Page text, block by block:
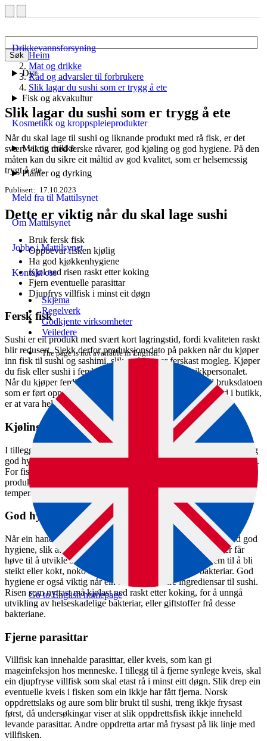
Søk
Drikkevannsforsyning
Dyr
Fisk og akvakultur
Kosmetikk og kroppspleieprodukter
Mat og drikke
Planter og dyrking
Meld fra til Mattilsynet
Om Mattilsynet
Jobbe i Mattilsynet
Kontakt oss
Skjema
Regelverk
Godkjente virksomheter
Veiledere
The page is not available in English.
Go to English homepage
Heim
Mat og drikke
Råd og advarsler til forbrukere
Slik lagar du sushi som er trygg å ete
Slik lagar du sushi som er trygg å ete
Når du skal lage til sushi og liknande produkt med rå fisk, er det
svært viktig med ferske råvarer, god kjøling og god hygiene. På den
måten kan du sikre eit måltid av god kvalitet, som er helsemessig
trygt å ete.
Publisert 17.10.2023
Dette er viktig når du skal lage sushi
Bruk fersk fisk
Oppbevar fisken kjølig
Ha god kjøkkenhygiene
Kjøl ned risen raskt etter koking
Fjern eventuelle parasittar
Djupfrys villfisk i minst eit døgn
Fersk fisk
Sushi er eit produkt med svært kort lagringstid, fordi kvaliteten raskt
blir redusert. Sjekk derfor produksjonsdato på pakken når du kjøper
inn fisk til sushi og sashimi, slik at denne er ferskast mogleg. Kjøper
du fisk eller sushi i ferskvaredisk, må du spørje butikkpersonalet.
Når du kjøper ferdig emballert sushi, må du ta omsyn til bruksdatoen
som er ført opp på pakninga. Det vanlege når sushi blir seld i butikk,
er at vara held seg eit par dagar ved rett lagring.
Kjøling
I tillegg til reine og friske råvarer, er rett oppbevaringstemperatur og
god hygiene under handteringa viktige føresetnader for lagringstida.
For fisk og sjømat er det strenge krav til temperatur ved lagring, frå
produksjon til omsetnad i butikk. Ved lagring i kjøleskåp skal
temperaturen vere 4 ˚C eller lågare.
God hygiene
Når ein handterer fisk som skal etast rå, er det svært viktig med god
hygiene, slik at ikkje helseskadelege bakteriar blir tilført eller får
høve til å utvikle seg i matvara. Dette fordi vara ikkje kjem til å bli
steikt eller kokt, noko som ville ha drepe eventuelle bakteriar. God
hygiene er også viktig når ein handterer andre ingrediensar til sushi.
Risen som nyttast må kjølast ned raskt etter koking, for å unngå
utvikling av helseskadelige bakteriar, eller giftstoffer frå desse
bakteriane.
Fjerne parasittar
Villfisk kan innehalde parasittar, eller kveis, som kan gi
mageinfeksjon hos menneske. I tillegg til å fjerne synlege kveis, skal
ein djupfryse villfisk som skal etast rå i minst eitt døgn. Slik drep ein
eventuelle kveis i fisken som ein ikkje har fått fjerna. Norsk
oppdrettslaks og aure som blir brukt til sushi, treng ikkje frysast
først, då undersøkingar viser at slik oppdrettsfisk ikkje inneheld
levande parasittar. Andre oppdretta artar må frysast på lik linje med
villfisken.